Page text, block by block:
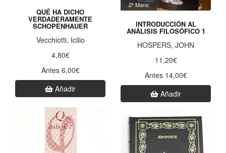
QUÉ HA DICHO
VERDADERAMENTE
SCHOPENHAUER
Vecchiotti, Icilio
4,80€
Antes 6,00€
Añadir
2ª Mano
INTRODUCCIÓN AL
ANÁLISIS FILOSÓFICO 1
HOSPERS, JOHN
11,20€
Antes 14,00€
Añadir